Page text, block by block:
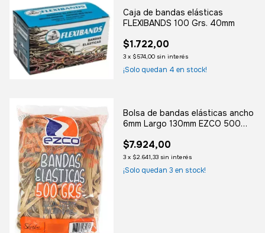
Caja de bandas elásticas
FLEXIBANDS 100 Grs. 40mm
$1.722,00
3 x $574,00 sin interés
¡Solo quedan 4 en stock!
Bolsa de bandas elásticas ancho
6mm Largo 130mm EZCO 500
$7.924,00
3 x $2.641,33 sin interés
¡Solo quedan 3 en stock!